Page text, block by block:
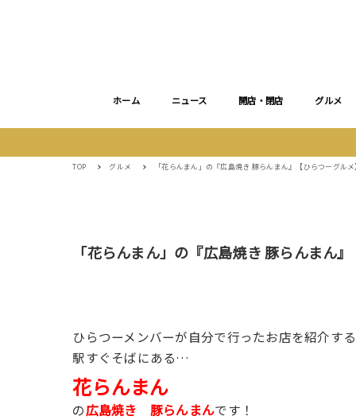
ホーム ニュース 開店・閉店 グルメ
TOP グルメ 「花らんまん」の『広島焼き 豚らんまん』【ひらつーグル
「花らんまん」の『広島焼き 豚らんまん
ひらつーメンバーが自分で行ったお店を紹介する
駅すぐそばにある…
花らんまん
の広島焼き 豚らんまんです！